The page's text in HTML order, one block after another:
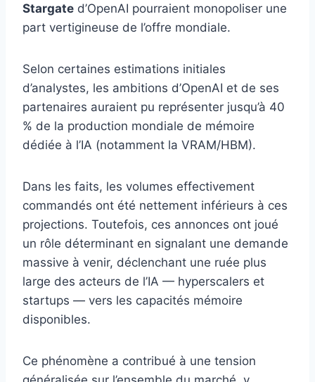
Stargate d’OpenAI pourraient monopoliser une
part vertigineuse de l’offre mondiale.
Selon certaines estimations initiales
d’analystes, les ambitions d’OpenAI et de ses
partenaires auraient pu représenter jusqu’à 40
% de la production mondiale de mémoire
dédiée à l’IA (notamment la VRAM/HBM).
Dans les faits, les volumes effectivement
commandés ont été nettement inférieurs à ces
projections. Toutefois, ces annonces ont joué
un rôle déterminant en signalant une demande
massive à venir, déclenchant une ruée plus
large des acteurs de l’IA — hyperscalers et
startups — vers les capacités mémoire
disponibles.
Ce phénomène a contribué à une tension